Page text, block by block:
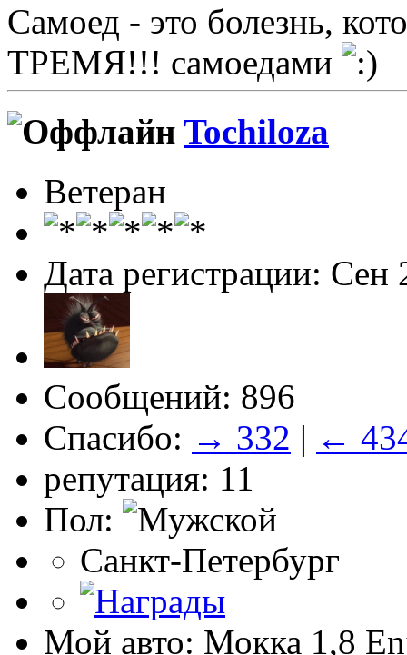
Самоед - это болезнь,
ТРЕМЯ!!! самоедами
Tochiloza
Ветеран
Дата регистрации: Сен
Сообщений: 896
Спасибо: → 332 | ←
репутация: 11
Пол:
Санкт-Петербург
Мой авто: Мокка 1,8